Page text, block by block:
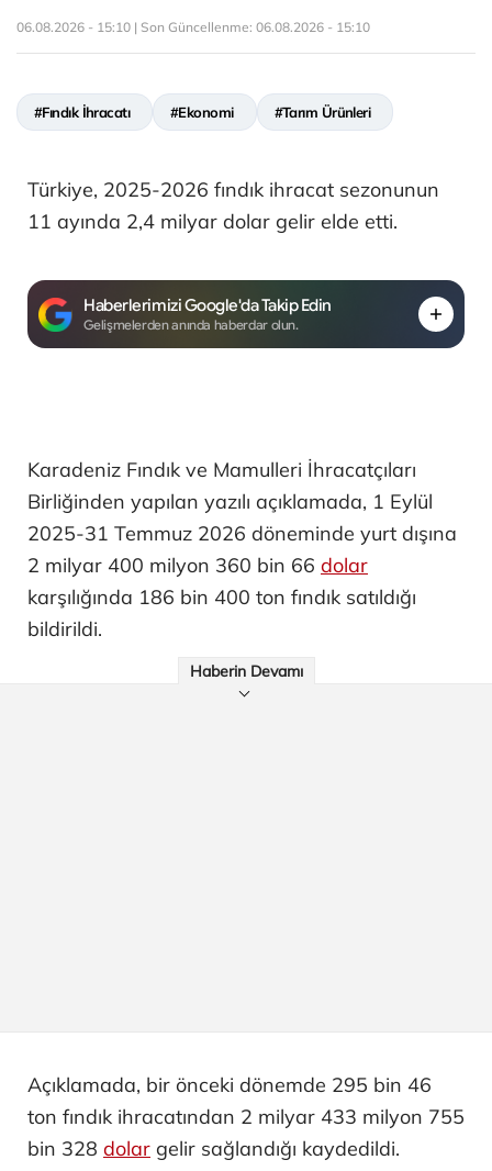
06.08.2026 - 15:10 | Son Güncellenme: 06.08.2026 - 15:10
#Fındık İhracatı #Ekonomi #Tarım Ürünleri
Türkiye, 2025-2026 fındık ihracat sezonunun
11 ayında 2,4 milyar dolar gelir elde etti.
Haberlerimizi Google'da Takip Edin
Gelişmelerden anında haberdar olun.
Karadeniz Fındık ve Mamulleri İhracatçıları
Birliğinden yapılan yazılı açıklamada, 1 Eylül
2025-31 Temmuz 2026 döneminde yurt dışına
2 milyar 400 milyon 360 bin 66 dolar
karşılığında 186 bin 400 ton fındık satıldığı
bildirildi.
Haberin Devamı
Açıklamada, bir önceki dönemde 295 bin 46
ton fındık ihracatından 2 milyar 433 milyon 755
bin 328 dolar gelir sağlandığı kaydedildi.